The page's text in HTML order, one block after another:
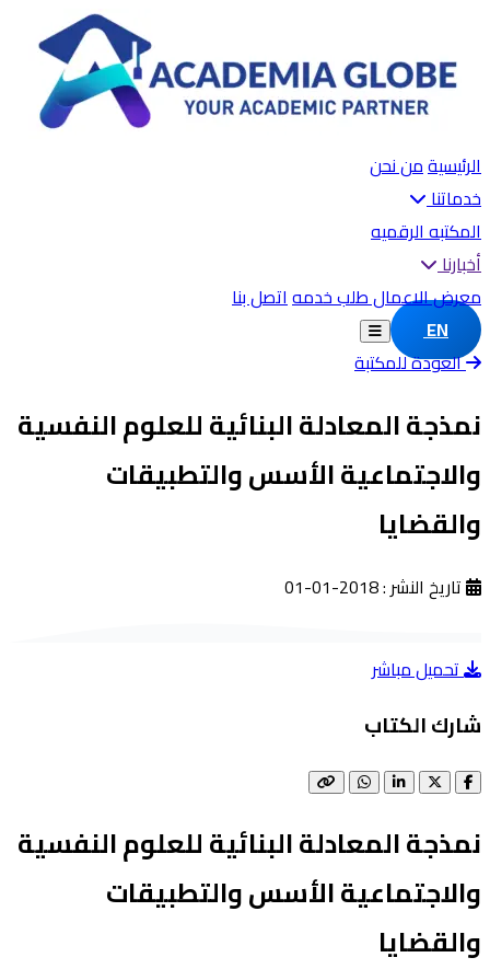
الرئيسيةمن نحن
خدماتنا
المكتبه الرقميه
أخبارنا
معرض الاعمالطلب خدمهاتصل بنا
EN
العودة للمكتبة
نمذجة المعادلة البنائية للعلوم النفسية
والاجتماعية الأسس والتطبيقات
والقضايا
تاريخ النشر : 2018-01-01
تحميل مباشر
شارك الكتاب
نمذجة المعادلة البنائية للعلوم النفسية
والاجتماعية الأسس والتطبيقات
والقضايا